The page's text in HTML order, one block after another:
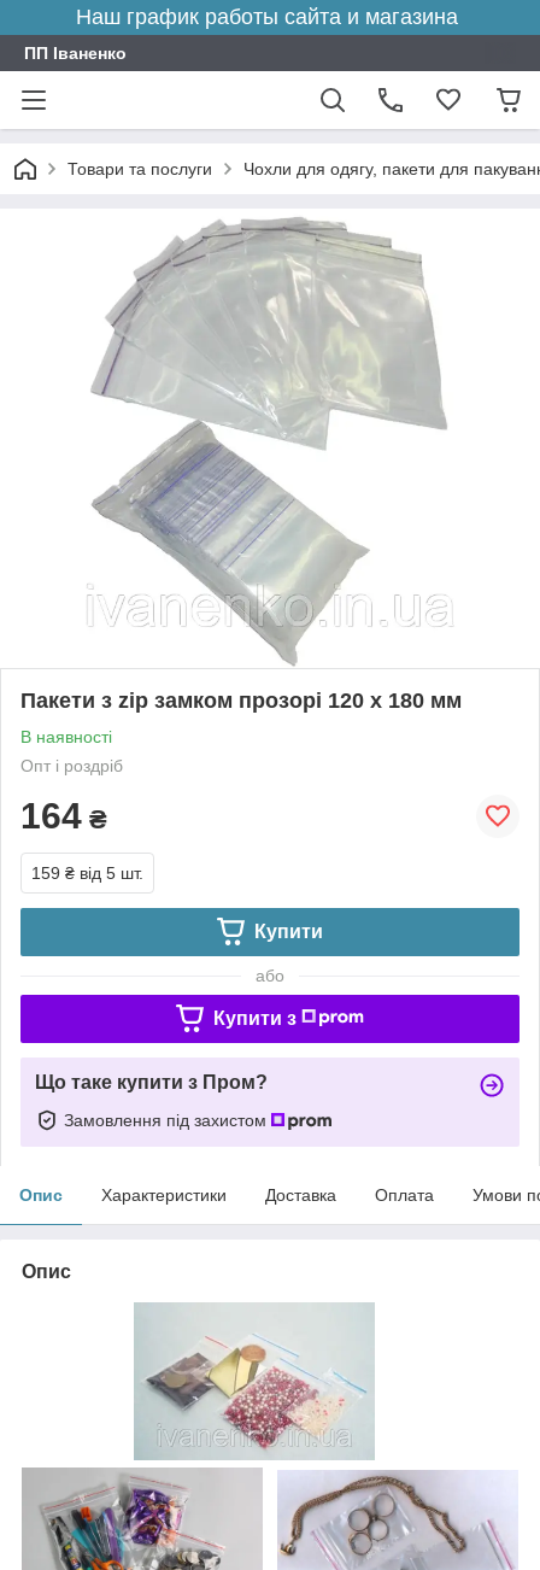
Наш график работы сайта и магазина
ПП Іваненко
Товари та послуги Чохли для одягу, пакети для
Пакети з zip замком прозорі 120 х 180 мм
В наявності
Опт і роздріб
164 ₴
159 ₴ від 5 шт.
Купити
або
Купити з
Що таке купити з Пром?
Замовлення під захистом
Опис Характеристики Доставка Оплата Умови
Опис